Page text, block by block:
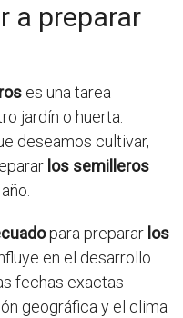
a preparar
es una tarea
jardín o huerta.
deseamos cultivar,
los semilleros
para preparar los
en el desarrollo
fechas exactas
geográfica y el clima